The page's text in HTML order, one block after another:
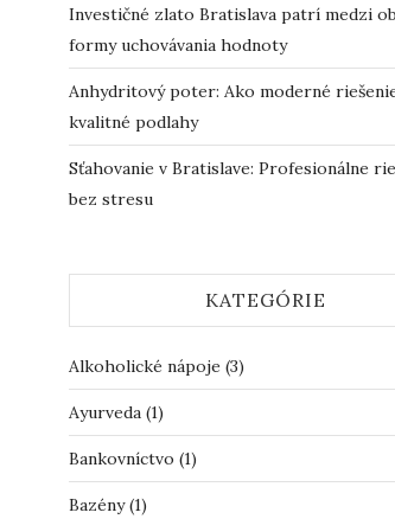
Investičné zlato Bratislava patrí medzi
formy uchovávania hodnoty
Anhydritový poter: Ako moderné
kvalitné podlahy
Sťahovanie v Bratislave: Profesionálne
bez stresu
KATEGÓRIE
Alkoholické nápoje (3)
Ayurveda(1)
Bankovníctvo (1)
Bazény(1)